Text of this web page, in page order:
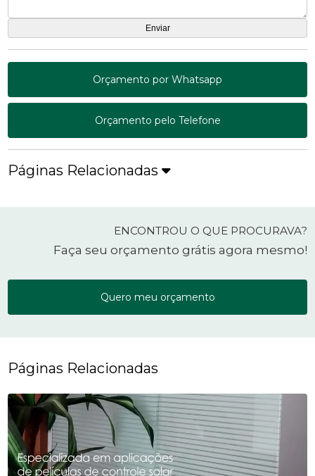
Orçamento por Whatsapp
Orçamento pelo Telefone
Páginas Relacionadas
ENCONTROU O QUE PROCURAVA?
Faça seu orçamento grátis agora mesmo!
Quero meu orçamento
Páginas Relacionadas